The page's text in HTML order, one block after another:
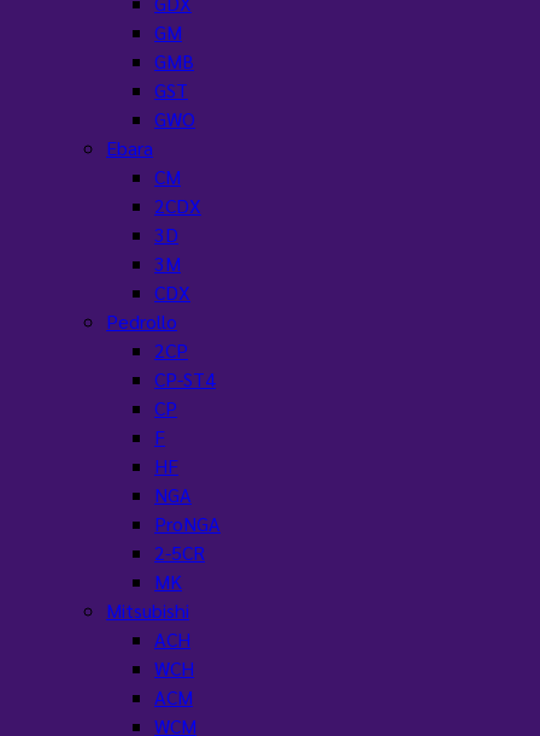
GM
GMB
GST
GWO
Ebara
CM
2CDX
3D
3M
CDX
Pedrollo
2CP
CP-ST4
CP
F
HF
NGA
ProNGA
2-5CR
MK
Mitsubishi
ACH
WCH
ACM
WCM